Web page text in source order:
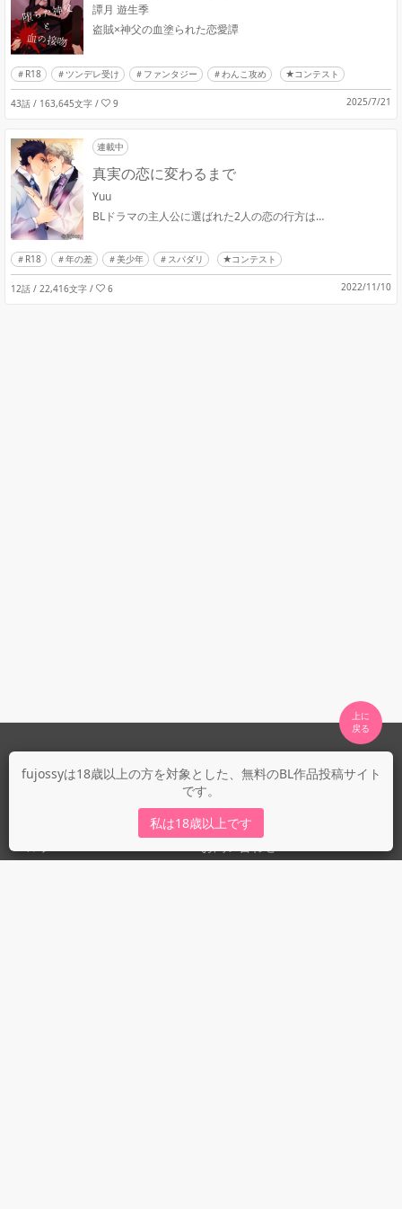
fujossyは18歳以上の方を対象とした、無料のBL作品投稿サイト
です。
私は18歳以上です
譚月 遊生季
盗賊×神父の血塗られた恋愛譚
R18 ツンデレ受け ファンタジー わんこ攻め ★コンテスト
43話 / 163,645文字 / 9 2025/7/21
連載中
真実の恋に変わるまで
Yuu
BLドラマの主人公に選ばれた2人の恋の行方は…
R18 年の差 美少年 スパダリ ★コンテスト
12話 / 22,416文字 / 6 2022/11/10
上に
fujossyについて
fujossy運営ブログ